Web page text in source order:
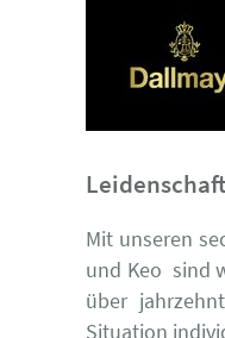
Mit unseren
und Keo sind
über
Situation